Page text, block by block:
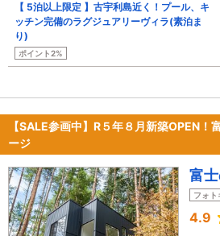
【 5泊以上限定 】古宇利島近く！プール、キ
ッチン完備のラグジュアリーヴィラ(素泊ま
り)
ポイント2%
【SALE参画中】R５年８月新築OPEN！
ージ
富
フォト
4.9